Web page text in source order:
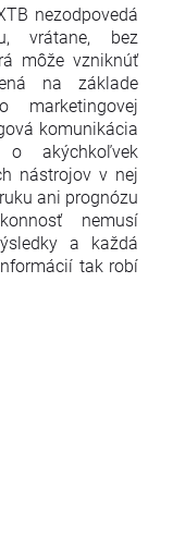
nezodpovedá
vrátane, bez
môže vzniknúť
na základe
marketingovej
komunikácia
o akýchkoľvek
nástrojov v nej
ani prognózu
nemusí
a každá
tak robí